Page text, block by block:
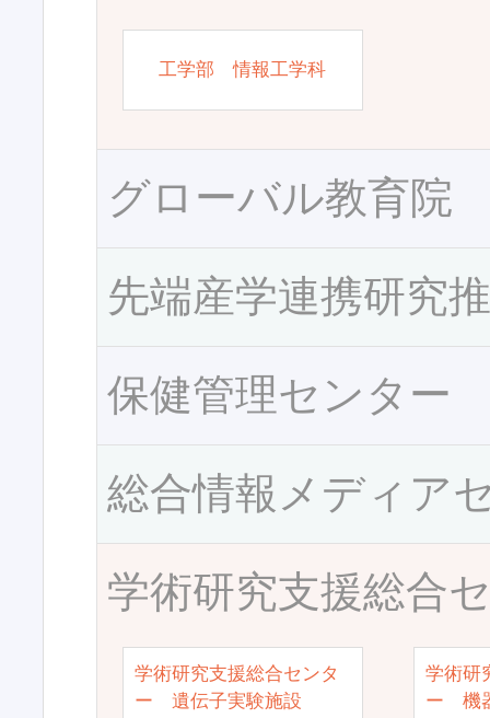
工学部 情報工学科
グローバル教育院
先端産学連携研究
保健管理センター
総合情報メディア
学術研究支援総合
学術研究支援総合センタ
ー 遺伝子実験施設
学術研
ー 機